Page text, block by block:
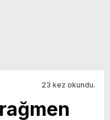
23 kez okundu.